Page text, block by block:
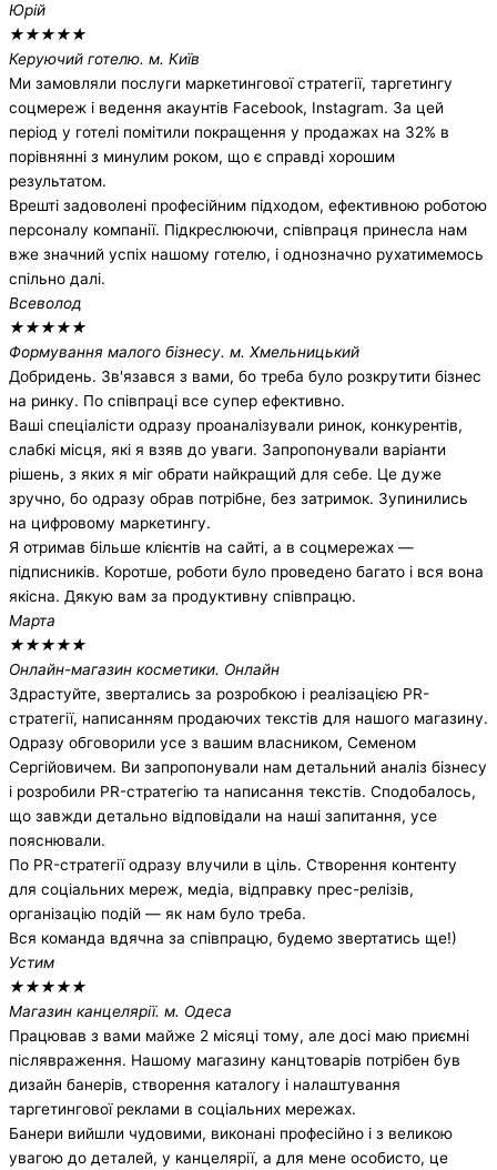
Юрій
★★★★★
Керуючий готелю. м. Київ
Ми замовляли послуги маркетингової стратегії, таргетингу
соцмереж і ведення акаунтів Facebook, Instagram. За цей
період у готелі помітили покращення у продажах на 32% в
порівнянні з минулим роком, що є справді хорошим
результатом.
Врешті задоволені професійним підходом, ефективною роботою
персоналу компанії. Підкреслюючи, співпраця принесла нам
вже значний успіх нашому готелю, і однозначно рухатимемось
спільно далі.
Всеволод
★★★★★
Формування малого бізнесу. м. Хмельницький
Добридень. Зв'язався з вами, бо треба було розкрутити бізнес
на ринку. По співпраці все супер ефективно.
Ваші спеціалісти одразу проаналізували ринок, конкурентів,
слабкі місця, які я взяв до уваги. Запропонували варіанти
рішень, з яких я міг обрати найкращий для себе. Це дуже
зручно, бо одразу обрав потрібне, без затримок. Зупинились
на цифровому маркетингу.
Я отримав більше клієнтів на сайті, а в соцмережах —
підписників. Коротше, роботи було проведено багато і вся вона
якісна. Дякую вам за продуктивну співпрацю.
Марта
★★★★★
Онлайн-магазин косметики. Онлайн
Здрастуйте, звертались за розробкою і реалізацією PR-
стратегії, написанням продаючих текстів для нашого магазину.
Одразу обговорили усе з вашим власником, Семеном
Сергійовичем. Ви запропонували нам детальний аналіз бізнесу
і розробили PR-стратегію та написання текстів. Сподобалось,
що завжди детально відповідали на наші запитання, усе
пояснювали.
По PR-стратегії одразу влучили в ціль. Створення контенту
для соціальних мереж, медіа, відправку прес-релізів,
організацію подій — як нам було треба.
Вся команда вдячна за співпрацю, будемо звертатись ще!)
Устим
★★★★★
Магазин канцелярії. м. Одеса
Працював з вами майже 2 місяці тому, але досі маю приємні
післявраження. Нашому магазину канцтоварів потрібен був
дизайн банерів, створення каталогу і налаштування
таргетингової реклами в соціальних мережах.
Банери вийшли чудовими, виконані професійно і з великою
увагою до деталей, у канцелярії, а для мене особисто, це